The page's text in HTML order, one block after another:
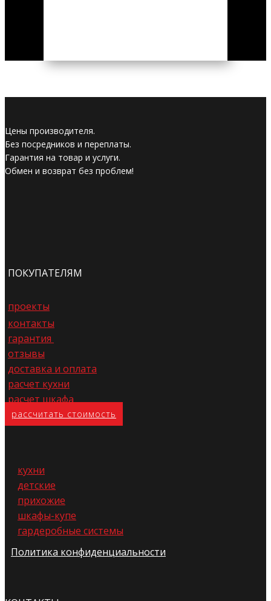
Цены производителя.
Без посредников и переплаты.
Гарантия на товар и услуги.
Обмен и возврат без проблем!
ПОКУПАТЕЛЯМ
проекты
контакты
гарантия
отзывы
доставка и оплата
расчет кухни
расчет шкафа
расс​читать стоимость
кухни
детские
прихожие
шкафы-купе
гардеробные системы
Политика конфиденциальности